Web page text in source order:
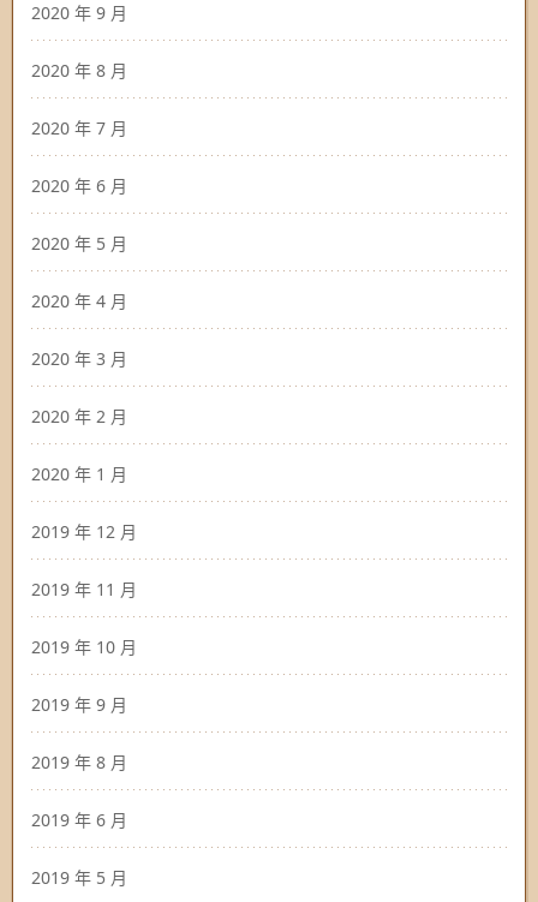
2020 年 9 月
2020 年 8 月
2020 年 7 月
2020 年 6 月
2020 年 5 月
2020 年 4 月
2020 年 3 月
2020 年 2 月
2020 年 1 月
2019 年 12 月
2019 年 11 月
2019 年 10 月
2019 年 9 月
2019 年 8 月
2019 年 6 月
2019 年 5 月